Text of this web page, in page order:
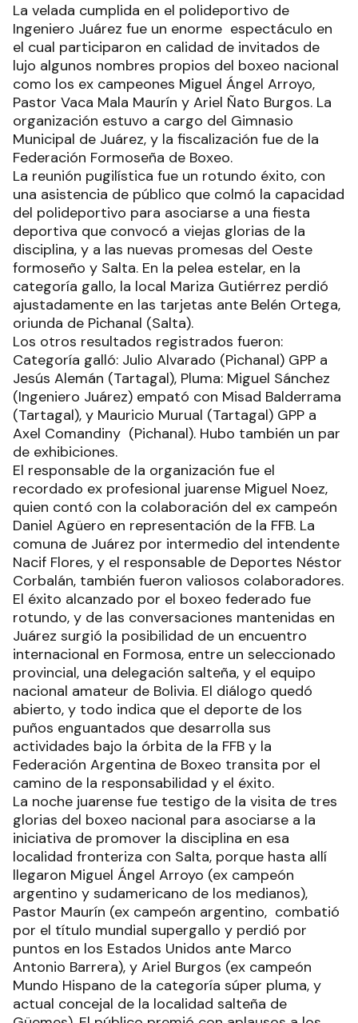
La velada cumplida en el polideportivo de
Ingeniero Juárez fue un enorme espectáculo en
el cual participaron en calidad de invitados de
lujo algunos nombres propios del boxeo nacional
como los ex campeones Miguel Ángel Arroyo,
Pastor Vaca Mala Maurín y Ariel Ñato Burgos. La
organización estuvo a cargo del Gimnasio
Municipal de Juárez, y la fiscalización fue de la
Federación Formoseña de Boxeo.
La reunión pugilística fue un rotundo éxito, con
una asistencia de público que colmó la capacidad
del polideportivo para asociarse a una fiesta
deportiva que convocó a viejas glorias de la
disciplina, y a las nuevas promesas del Oeste
formoseño y Salta. En la pelea estelar, en la
categoría gallo, la local Mariza Gutiérrez perdió
ajustadamente en las tarjetas ante Belén Ortega,
oriunda de Pichanal (Salta).
Los otros resultados registrados fueron:
Categoría galló: Julio Alvarado (Pichanal) GPP a
Jesús Alemán (Tartagal), Pluma: Miguel Sánchez
(Ingeniero Juárez) empató con Misad Balderrama
(Tartagal), y Mauricio Murual (Tartagal) GPP a
Axel Comandiny (Pichanal). Hubo también un par
de exhibiciones.
El responsable de la organización fue el
recordado ex profesional juarense Miguel Noez,
quien contó con la colaboración del ex campeón
Daniel Agüero en representación de la FFB. La
comuna de Juárez por intermedio del intendente
Nacif Flores, y el responsable de Deportes Néstor
Corbalán, también fueron valiosos colaboradores.
El éxito alcanzado por el boxeo federado fue
rotundo, y de las conversaciones mantenidas en
Juárez surgió la posibilidad de un encuentro
internacional en Formosa, entre un seleccionado
provincial, una delegación salteña, y el equipo
nacional amateur de Bolivia. El diálogo quedó
abierto, y todo indica que el deporte de los
puños enguantados que desarrolla sus
actividades bajo la órbita de la FFB y la
Federación Argentina de Boxeo transita por el
camino de la responsabilidad y el éxito.
La noche juarense fue testigo de la visita de tres
glorias del boxeo nacional para asociarse a la
iniciativa de promover la disciplina en esa
localidad fronteriza con Salta, porque hasta allí
llegaron Miguel Ángel Arroyo (ex campeón
argentino y sudamericano de los medianos),
Pastor Maurín (ex campeón argentino, combatió
por el título mundial supergallo y perdió por
puntos en los Estados Unidos ante Marco
Antonio Barrera), y Ariel Burgos (ex campeón
Mundo Hispano de la categoría súper pluma, y
actual concejal de la localidad salteña de